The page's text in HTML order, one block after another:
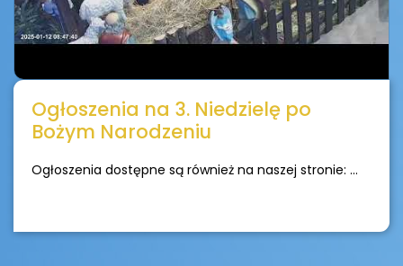
Ogłoszenia na 3. Niedzielę po
Bożym Narodzeniu
Ogłoszenia dostępne są również na naszej stronie: ...